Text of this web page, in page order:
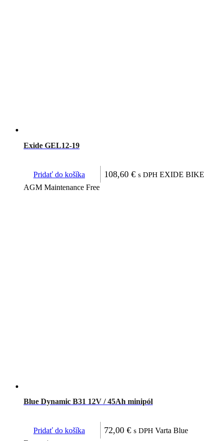
Exide GEL12-19
Pridať do košíka 108,60 € s DPH EXIDE BIKE
AGM Maintenance Free
Blue Dynamic B31 12V / 45Ah minipól
Pridať do košíka 72,00 € s DPH Varta Blue